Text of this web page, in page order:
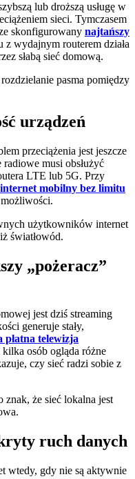
lub droższą usługę w
sieci. Tymczasem
skonfigurowany najtańszy
z wydajnym routerem działa
słabą sieć domową.
pasma pomiędzy
urządzeń
przeciążenia jest jeszcze
radiowe musi obsłużyć
LTE lub 5G. Przy
mobilny bez limitu
użytkowników internet
światłowód.
„pożeracz”
jest dziś streaming
generuje stały,
płatna telewizja
osób ogląda różne
czy sieć radzi sobie z
znak, że sieć lokalna jest
ruch danych
wtedy, gdy nie są aktywnie